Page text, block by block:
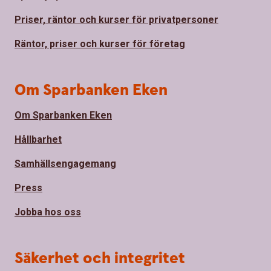
Priser, räntor och kurser för privatpersoner
Räntor, priser och kurser för företag
Om Sparbanken Eken
Om Sparbanken Eken
Hållbarhet
Samhällsengagemang
Press
Jobba hos oss
Säkerhet och integritet